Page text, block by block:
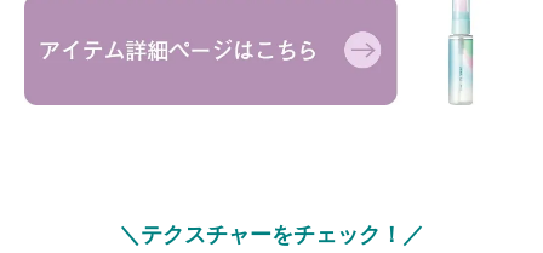
＼テクスチャーをチェック！／